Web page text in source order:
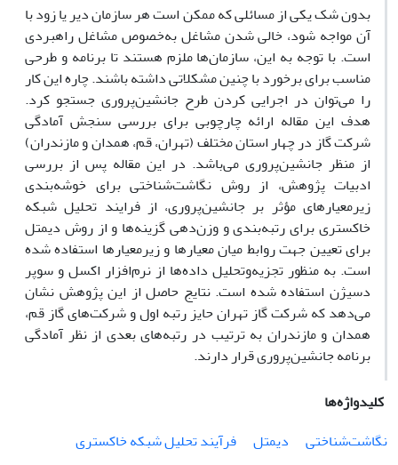
بدون شک یکی از مسائلی که ممکن است هر سازمان دیر یا زود با
آن مواجه شود، خالی شدن مشاغل به‌خصوص مشاغل راهبردی
است. با توجه به این، سازمان‌ها ملزم هستند تا برنامه و طرحی
مناسب برای برخورد با چنین مشکلاتی داشته باشند. چاره این ‌کار
را می‌توان در اجرایی کردن طرح جانشین‌پروری جستجو کرد.
هدف این مقاله ارائه چارچوبی برای بررسی سنجش آمادگی
شرکت گاز در چهار استان مختلف (تهران، قم، همدان و مازندران)
از منظر جانشین‌پروری می‌باشد. در این مقاله پس از بررسی
ادبیات پژوهش، از روش نگاشت‌شناختی برای خوشه‌بندی
زیرمعیارهای مؤثر بر جانشین‌پروری، از فرایند تحلیل شبکه
خاکستری برای رتبه‌بندی و وزن‌دهی گزینه‌ها و از روش دیمتل
برای تعیین جهت روابط میان معیارها و زیرمعیارها استفاده شده
است. به منظور تجزیه‌وتحلیل داده‌ها از نرم‌افزار اکسل و سوپر
دسیژن استفاده شده است. نتایج حاصل از این پژوهش نشان
می‌دهد که شرکت گاز تهران حایز رتبه اول و شرکت‌های گاز قم،
همدان و مازندران به‌ ترتیب در رتبه‌های بعدی از نظر آمادگی
برنامه جانشین‌پروری قرار دارند.
کلیدواژه‌ها
نگاشت‌شناختی
دیمتل فرآیند تحلیل شبکه خاکستری